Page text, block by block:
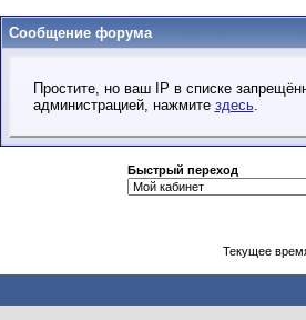
Сообщение форума
Простите, но ваш IP в списке
администрацией, нажмите здесь.
Быстрый переход
Текущее